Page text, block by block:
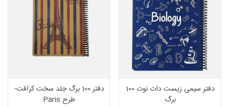
دفتر سیمی زیست دات نوت 100
برگ
دفتر 100 برگ جلد سخت کرافت-
طرح Paris